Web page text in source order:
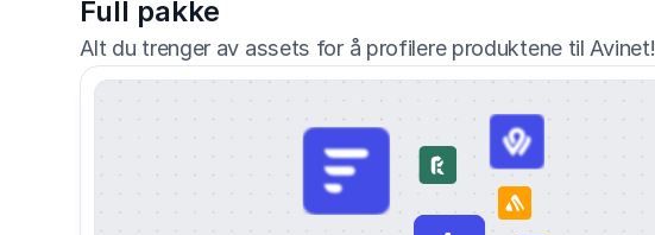
Full pakke
Alt du trenger av assets for å profilere produktene til Avinet!